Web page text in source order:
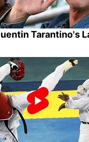
Tarantino's